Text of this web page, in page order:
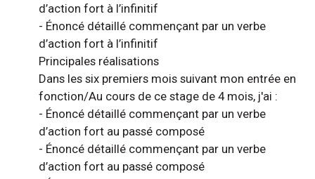
d’action fort à l’infinitif
- Énoncé détaillé commençant par un verbe
d’action fort à l’infinitif
Principales réalisations
Dans les six premiers mois suivant mon entrée en
fonction/Au cours de ce stage de 4 mois, j'ai :
- Énoncé détaillé commençant par un verbe
d’action fort au passé composé
- Énoncé détaillé commençant par un verbe
d’action fort au passé composé